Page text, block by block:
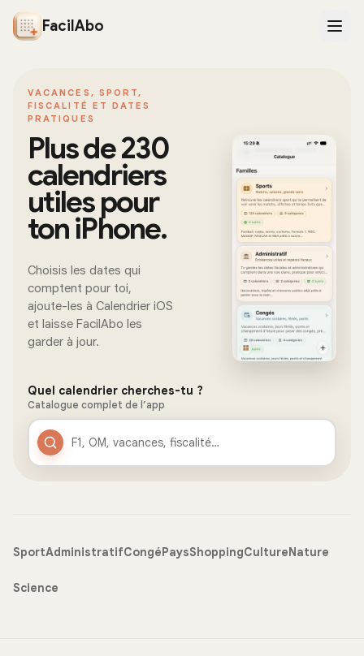
FacilAbo
VACANCES, SPORT,
FISCALITÉ ET DATES
PRATIQUES
Plus de 230
calendriers
utiles pour
ton iPhone.
Choisis les dates qui
comptent pour toi,
ajoute-les à Calendrier iOS
et laisse FacilAbo les
garder à jour.
Quel calendrier cherches-tu ?
Catalogue complet de l’app
SportAdministratifCongéPaysShoppingCultureNature
Science